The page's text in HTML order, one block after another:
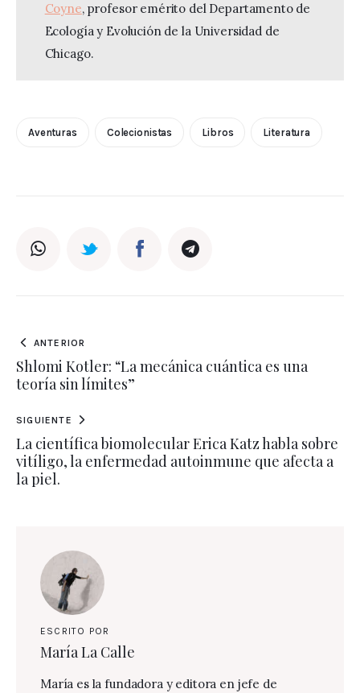
Coyne, profesor emérito del Departamento de
Ecología y Evolución de la Universidad de
Chicago.
Aventuras Colecionistas Libros Literatura
ANTERIOR
Shlomi Kotler: “La mecánica cuántica es una
teoría sin límites”
SIGUIENTE
La científica biomolecular Erica Katz habla sobre
vitíligo, la enfermedad autoinmune que afecta a
la piel.
ESCRITO POR
María La Calle
María es la fundadora y editora en jefe de